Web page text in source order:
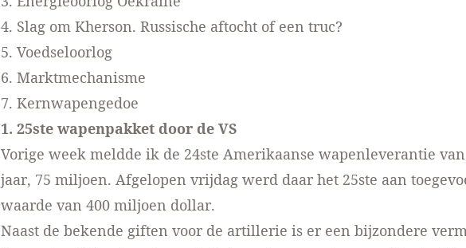
4. Slag om Kherson. Russische aftocht of een truc?
5. Voedseloorlog
6. Marktmechanisme
7. Kernwapengedoe
1. 25ste wapenpakket door de VS
Vorige week meldde ik de 24ste Amerikaanse wapenleverantie
jaar, 75 miljoen. Afgelopen vrijdag werd daar het 25ste aan
waarde van 400 miljoen dollar.
Naast de bekende giften voor de artillerie is er een bijzondere